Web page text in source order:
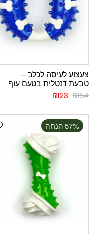
צעצוע לעיסה לכלב –
טבעת דנטלית בטעם עוף
₪54
₪23
‫57% הנחה